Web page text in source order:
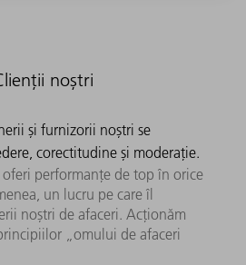
noștri
și furnizorii noștri se
corectitudine și moderație.
performanțe de top în orice
un lucru pe care îl
noștri de afaceri. Acționăm
„omului de afaceri